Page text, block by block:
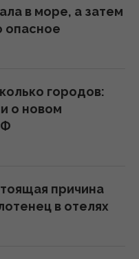
активов РФ, –
- The Atlantic
в море, а затем
опасное
городов:
о новом
причина
в отелях